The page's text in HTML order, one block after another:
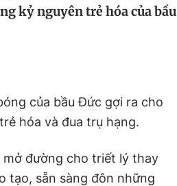
kỷ nguyên trẻ hóa của bầu
của bầu Đức gợi ra cho
hóa và đua trụ hạng.
mở đường cho triết lý thay
tạo, sẵn sàng đôn những